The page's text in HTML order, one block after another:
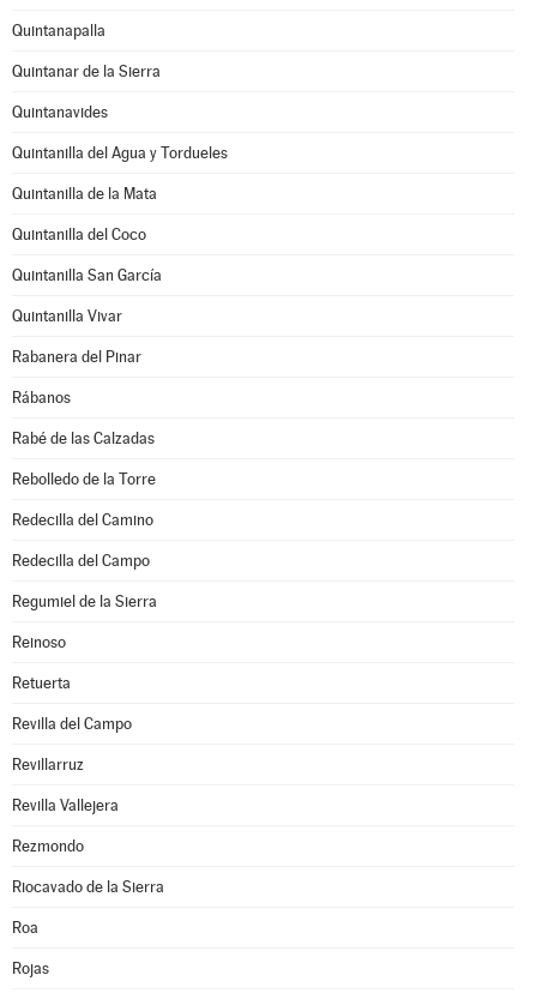
Quintanapalla
Quintanar de la Sierra
Quintanavides
Quintanilla del Agua y Tordueles
Quintanilla de la Mata
Quintanilla del Coco
Quintanilla San García
Quintanilla Vivar
Rabanera del Pinar
Rábanos
Rabé de las Calzadas
Rebolledo de la Torre
Redecilla del Camino
Redecilla del Campo
Regumiel de la Sierra
Reinoso
Retuerta
Revilla del Campo
Revillarruz
Revilla Vallejera
Rezmondo
Riocavado de la Sierra
Roa
Rojas